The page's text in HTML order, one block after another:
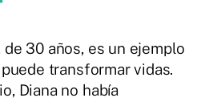
de 30 años, es un ejemplo
transformar vidas.
Diana no había